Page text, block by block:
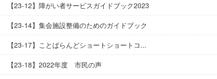
【23-12】障がい者サービスガイドブック2023
【23-14】集会施設整備のためのガイドブック
【23-17】ことばらんどショートショートコ...
【23-18】2022年度 市民の声